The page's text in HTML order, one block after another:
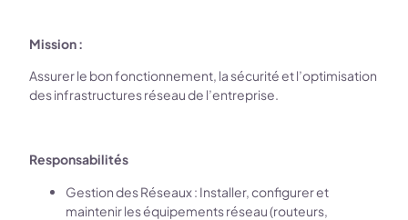
Mission :
Assurer le bon fonctionnement, la sécurité et l’optimisation
des infrastructures réseau de l’entreprise.
Responsabilités
Gestion des Réseaux : Installer, configurer et
maintenir les équipements réseau (routeurs,